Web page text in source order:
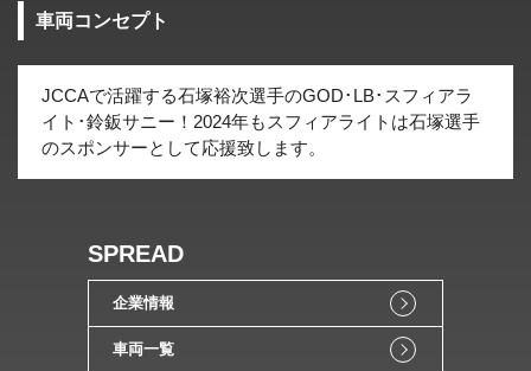
車両コンセプト
JCCAで活躍する石塚裕次選手のGOD･LB･スフィアラ
イト･鈴鈑サニー！2024年もスフィアライトは石塚選手
のスポンサーとして応援致します。
SPREAD
企業情報
車両一覧